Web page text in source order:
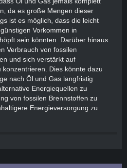
da es große Mengen dieser
ist es möglich, dass die leicht
Vorkommen in
sein könnten. Darüber hinaus
Verbrauch von fossilen
und sich verstärkt auf
Dies könnte dazu
nach Öl und Gas langfristig
Energiequellen zu
von fossilen Brennstoffen zu
Energieversorgung zu